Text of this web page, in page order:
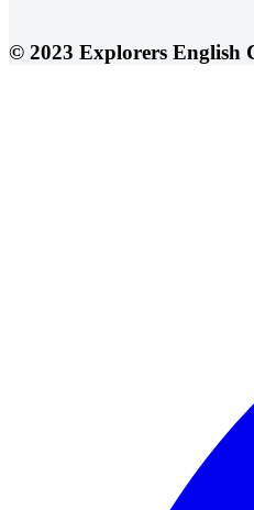
© 2023 Explorers English